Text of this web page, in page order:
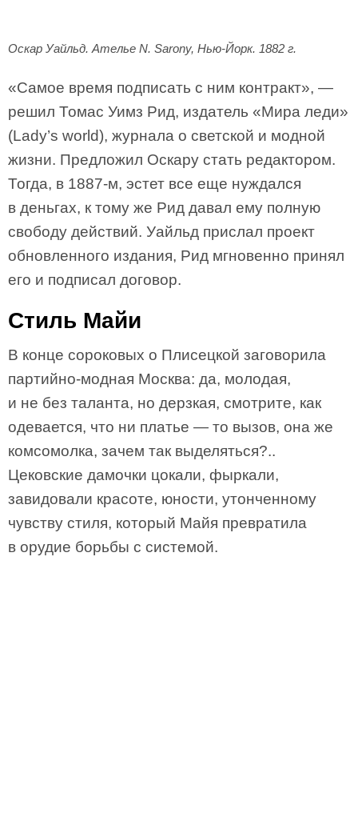
Оскар Уайльд. Ателье N. Sarony, Нью-Йорк. 1882 г.
«Самое время подписать с ним контракт», —
решил Томас Уимз Рид, издатель «Мира леди»
(Lady’s world), журнала о светской и модной
жизни. Предложил Оскару стать редактором.
Тогда, в 1887-м, эстет все еще нуждался
в деньгах, к тому же Рид давал ему полную
свободу действий. Уайльд прислал проект
обновленного издания, Рид мгновенно принял
его и подписал договор.
Стиль Майи
В конце сороковых о Плисецкой заговорила
партийно-модная Москва: да, молодая,
и не без таланта, но дерзкая, смотрите, как
одевается, что ни платье — то вызов, она же
комсомолка, зачем так выделяться?..
Цековские дамочки цокали, фыркали,
завидовали красоте, юности, утонченному
чувству стиля, который Майя превратила
в орудие борьбы с системой.